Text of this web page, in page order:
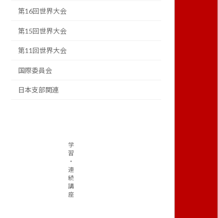
第16回世界大会
第15回世界大会
第11回世界大会
国際委員会
日本支部関連
学
習
・
連
続
講
座